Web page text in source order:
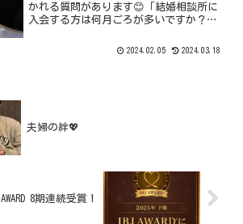
かれる質問があります😊「結婚相談所に
入会する方は何月ごろが多いですか？」
るのです☺️そして、それはズバリ、今で
2024.02.05 2024.03.18
夫婦の絆💖
8期連続受賞！